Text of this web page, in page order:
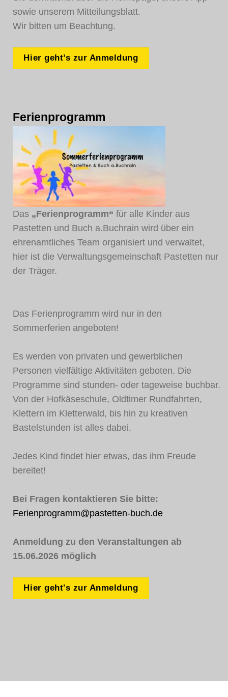
sowie unserem Mitteilungsblatt.
Wir bitten um Beachtung.
Hier geht’s zur Anmeldung
Ferienprogramm
Das „Ferienprogramm“ für alle Kinder aus
Pastetten und Buch a.Buchrain wird über ein
ehrenamtliches Team organisiert und verwaltet,
hier ist die Verwaltungsgemeinschaft Pastetten nur
der Träger.
Das Ferienprogramm wird nur in den
Sommerferien angeboten!
Es werden von privaten und gewerblichen
Personen vielfältige Aktivitäten geboten. Die
Programme sind stunden- oder tageweise buchbar.
Von der Hofkäseschule, Oldtimer Rundfahrten,
Klettern im Kletterwald, bis hin zu kreativen
Bastelstunden ist alles dabei.
Jedes Kind findet hier etwas, das ihm Freude
bereitet!
Bei Fragen kontaktieren Sie bitte:
Ferienprogramm@pastetten-buch.de
Anmeldung zu den Veranstaltungen ab
15.06.2026 möglich
Hier geht's zur Anmeldung